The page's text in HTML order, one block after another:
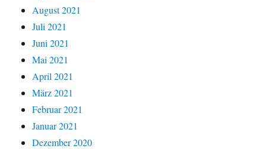
August 2021
Juli 2021
Juni 2021
Mai 2021
April 2021
März 2021
Februar 2021
Januar 2021
Dezember 2020